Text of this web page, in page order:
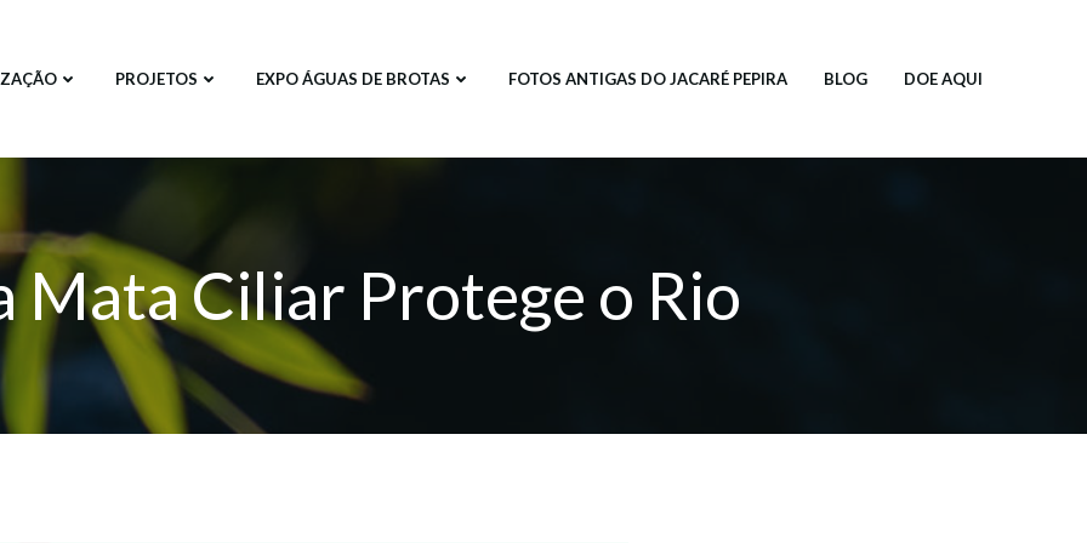
PROJETOS EXPO ÁGUAS DE BROTAS FOTOS ANTIGAS DO JACARÉ PEPIRA BLOG DOE AQUI
Mata Ciliar Protege o Rio